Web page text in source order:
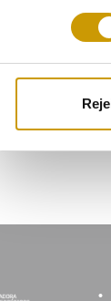
consentimento